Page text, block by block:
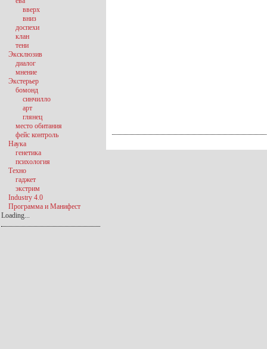
вверх
вниз
доспехи
клан
тени
Эксклюзив
диалог
мнение
Экстерьер
бомонд
синчилло
арт
глянец
место обитания
фейс контроль
Наука
генетика
психология
Техно
гаджет
экстрим
Industry 4.0
Программа и Манифест
Loading...